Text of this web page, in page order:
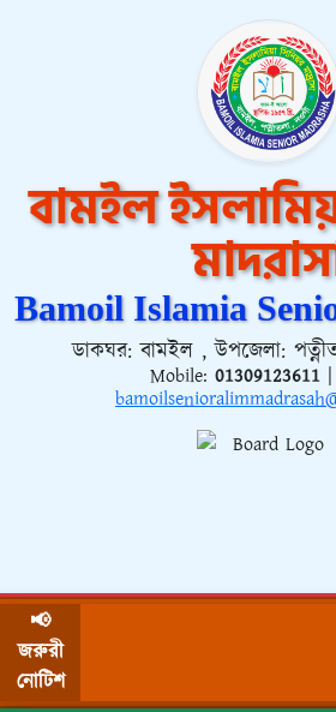
বামইল
Bamoil Islamia
ডাকঘর: বামইল , উপজেলা:
Mobile: 01309123611
📢
জরুরী
নোটিশ